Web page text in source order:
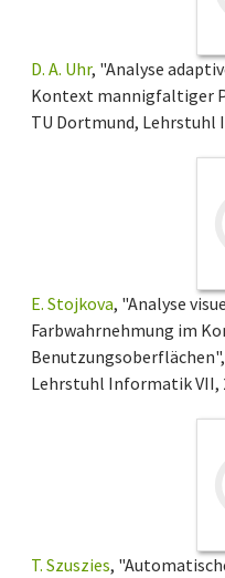
D. A. Uhr, "Analyse
Kontext mannigfaltiger
TU Dortmund, Lehrstuhl
E. Stojkova, "Analyse
Farbwahrnehmung im
Lehrstuhl Informatik VII,
T. Szuszies,